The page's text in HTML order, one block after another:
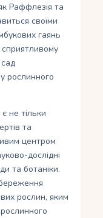
Раффлезія та
своїми
гаянь
рослинного
не тільки
та
центром
дослідні
та ботаніки.
рослин, яким